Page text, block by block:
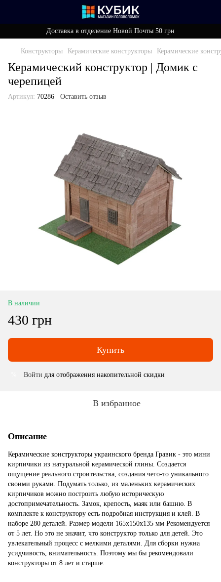
Доставка в отделение Новой Почты 50 грн
Конструкторы Керамические конструкторы Керамические
Керамический конструктор | Домик с
черепицей
Артикул: 70286 Оставить отзыв
В наличии
430 грн
Купить
Войти для отображения накопительной скидки
В избранное
Описание
Керамические конструкторы украинского бренда Гравик - это мини
кирпичики из натуральной керамической глины. Создается
ощущение реального строительства, создания чего-то уникального
своими руками. Подумать только, из маленьких керамических
кирпичиков можно построить любую историческую
достопримечательность. Замок, крепость, маяк или башню. В
комплекте к конструктору есть подробная инструкция и клей. В
наборе 280 деталей. Размер модели 165x150x135 мм Рекомендуется
от 5 лет. Но это не значит, что конструктор только для детей. Это
увлекательный процесс с мелкими деталями. Для сборки нужна
усидчивость, внимательность. Поэтому мы бы рекомендовали
конструкторы от 8 лет и старше.